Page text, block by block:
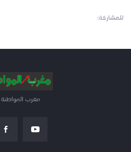
للمشاركة:
مغرب المواطنة